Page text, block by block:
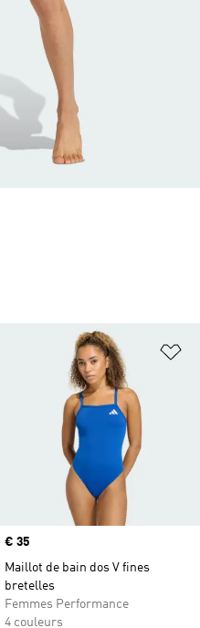
à la Liste de produits
Prix
€ 35
Maillot de bain dos V fines
bretelles
Femmes Performance
4 couleurs